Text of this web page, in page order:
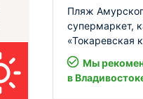
Пляж
супермаркет,
«Токаревская
Мы
в